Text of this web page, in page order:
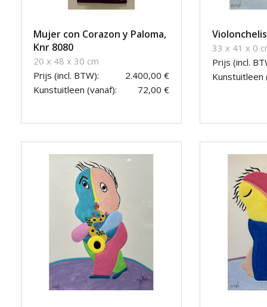
Mujer con Corazon y Paloma,
Knr 8080
20 x 48 x 30 cm
Prijs (incl. BTW):
2.400,00 €
Kunstuitleen (vanaf):
72,00 €
33 x 41 x 0
Prijs (incl.
Kunstuitleen